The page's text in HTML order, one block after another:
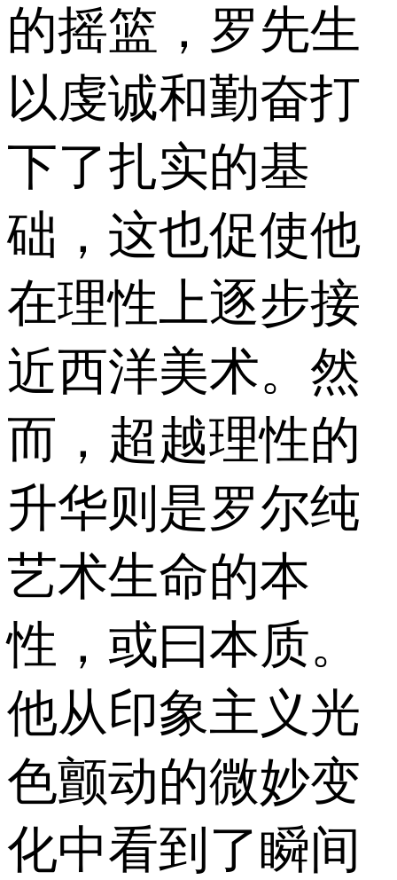
的摇篮，罗先生
以虔诚和勤奋打
下了扎实的基
础，这也促使他
在理性上逐步接
近西洋美术。然
而，超越理性的
升华则是罗尔纯
艺术生命的本
性，或曰本质。
他从印象主义光
色颤动的微妙变
化中看到了瞬间